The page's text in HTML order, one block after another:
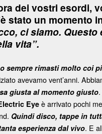
dei vostri esordi,
stato un momento
ci siamo. Questo
vita”.
sempre rimasti molto coi
avevamo vent’anni.
giusta al momento giusto
Eye è arrivato pochi
Quindi disco, tappe in
esperienza dal vivo. E